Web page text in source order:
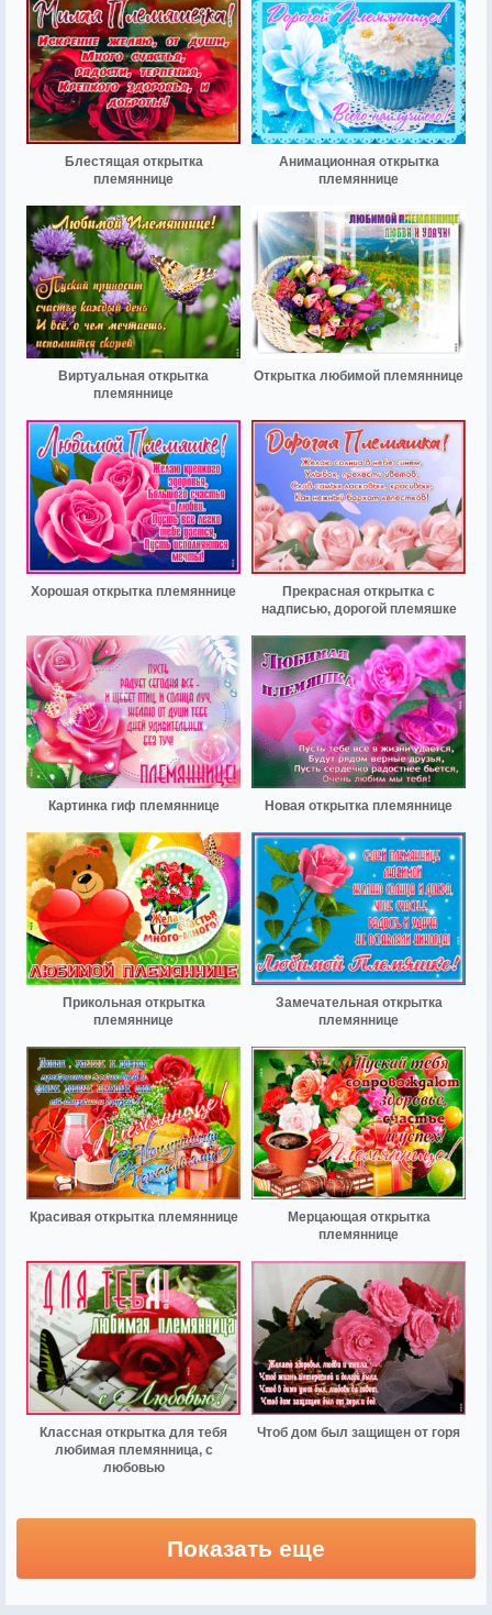
Блестящая открытка
племяннице
Анимационная открытка
племяннице
Виртуальная открытка
племяннице
Открытка любимой племяннице
Хорошая открытка племяннице
Прекрасная открытка с
надписью, дорогой племяшке
Картинка гиф племяннице Новая открытка племяннице
Прикольная открытка
племяннице
Замечательная открытка
племяннице
Красивая открытка племяннице
Мерцающая открытка
племяннице
Классная открытка для тебя
любимая племянница, с
любовью
Чтоб дом был защищен от горя
Показать еще